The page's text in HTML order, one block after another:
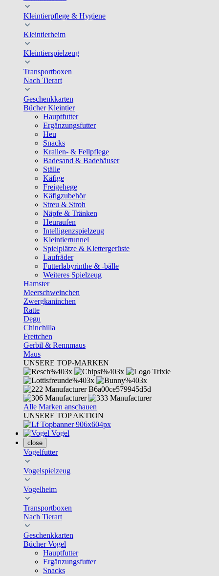
Kleintierpflege & Hygiene
Kleintierheim
Kleintierspielzeug
Transportboxen
Nach Tierart
Geschenkkarten
Bücher Kleintier
Hauptfutter
Ergänzungsfutter
Heu
Snacks
Krallen- & Fellpflege
Badesand & Badehäuser
Ställe
Käfige
Freigehege
Käfigzubehör
Streu & Stroh
Näpfe & Tränken
Heuraufen
Intelligenzspielzeug
Kleintiertunnel
Spielplätze & Klettergerüste
Laufräder
Futterlabyrinthe & -bälle
Weiteres Spielzeug
Hamster
Meerschweinchen
Zwergkaninchen
Ratte
Degu
Chinchilla
Frettchen
Gerbil & Rennmaus
Maus
UNSERE TOP-MARKEN
Alle Marken anschauen
UNSERE TOP AKTION
Vogel
close
Vogelfutter
Vogelspielzeug
Vogelheim
Transportboxen
Nach Tierart
Geschenkkarten
Bücher Vogel
Hauptfutter
Ergänzungsfutter
Snacks